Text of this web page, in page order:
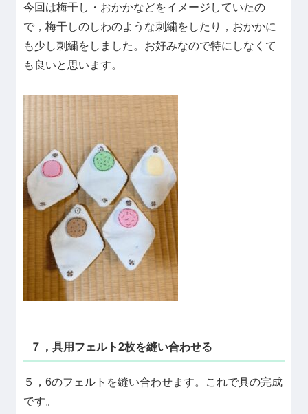
今回は梅干し・おかかなどをイメージしていたの
で，梅干しのしわのような刺繍をしたり，おかかに
も少し刺繍をしました。お好みなので特にしなくて
も良いと思います。
７，具用フェルト2枚を縫い合わせる
５，6のフェルトを縫い合わせます。これで具の完成
です。